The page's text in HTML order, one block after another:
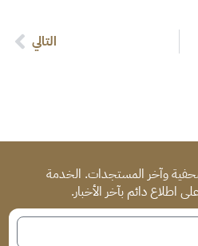
التالي
وآخر المستجدات. الخدمة
اطلاع دائم بآخر الأخبار.